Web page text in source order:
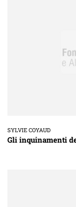
SYLVIE COYAUD
Gli inquinamenti